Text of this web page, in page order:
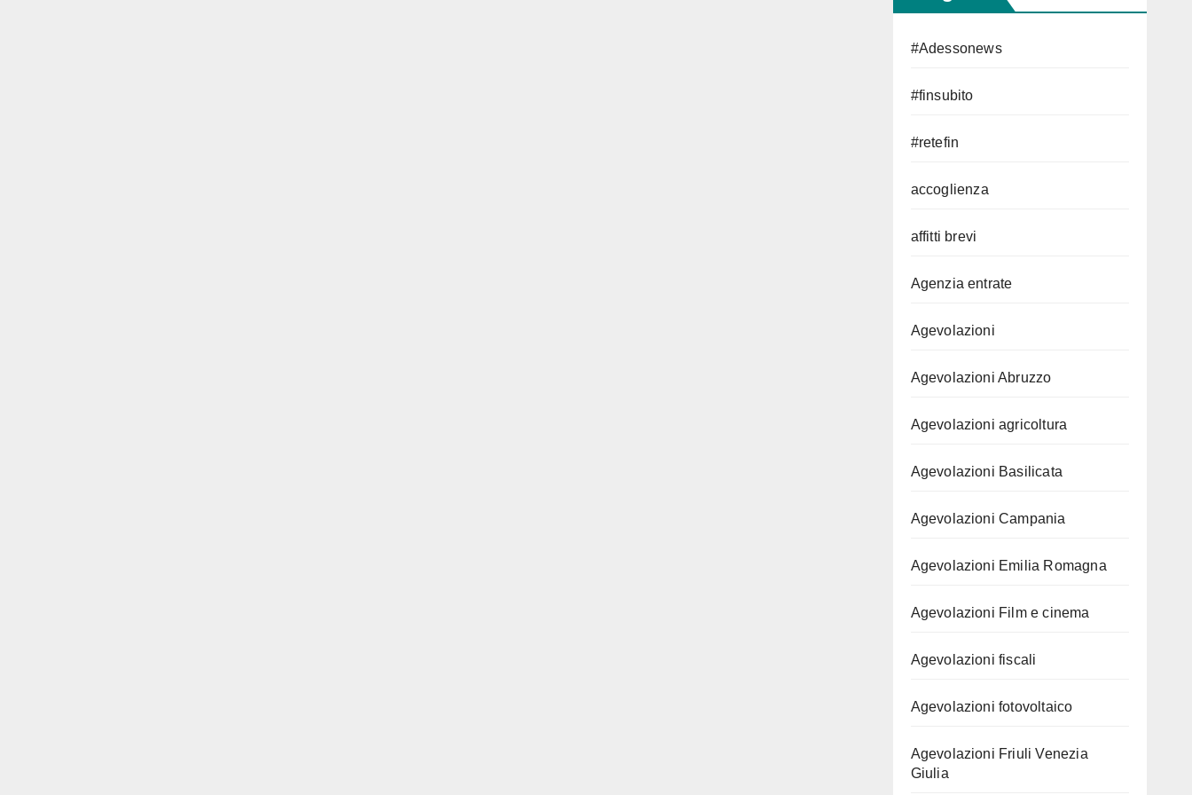
#Adessonews
#finsubito
#retefin
accoglienza
affitti brevi
Agenzia entrate
Agevolazioni
Agevolazioni Abruzzo
Agevolazioni agricoltura
Agevolazioni Basilicata
Agevolazioni Campania
Agevolazioni Emilia Romagna
Agevolazioni Film e cinema
Agevolazioni fiscali
Agevolazioni fotovoltaico
Agevolazioni Friuli Venezia
Giulia